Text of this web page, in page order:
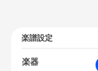
楽譜設定
楽器